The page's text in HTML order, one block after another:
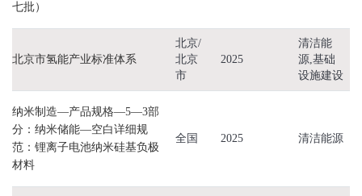
七批）
北京市氢能产业标准体系
北京/
北京
市
2025
清洁能
源,基础
设施建设
纳米制造—产品规格—5—3部
分：纳米储能—空白详细规
范：锂离子电池纳米硅基负极
材料
全国 2025 清洁能源